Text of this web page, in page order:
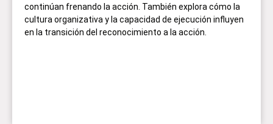
continúan frenando la acción. También explora cómo la
cultura organizativa y la capacidad de ejecución influyen
en la transición del reconocimiento a la acción.